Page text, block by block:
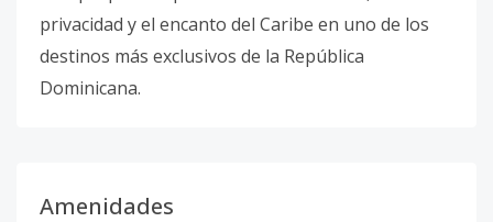
privacidad y el encanto del Caribe en uno de los
destinos más exclusivos de la República
Dominicana.
Amenidades